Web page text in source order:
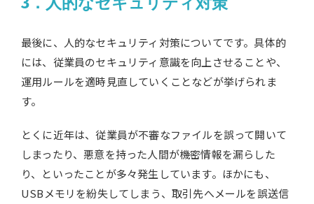
最後に、人的なセキュリティ対策についてです。具体的
には、従業員のセキュリティ意識を向上させることや、
運用ルールを適時見直していくことなどが挙げられま
す。
とくに近年は、従業員が不審なファイルを誤って開いて
しまったり、悪意を持った人間が機密情報を漏らした
り、といったことが多々発生しています。ほかにも、
USBメモリを紛失してしまう、取引先へメールを誤送信